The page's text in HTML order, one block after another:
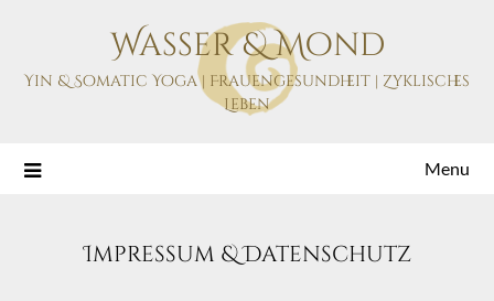
content
Wasser & Mond
Yin & Somatic Yoga | Frauengesundheit | Zyklisches
Leben
Menu
Impressum & Datenschutz